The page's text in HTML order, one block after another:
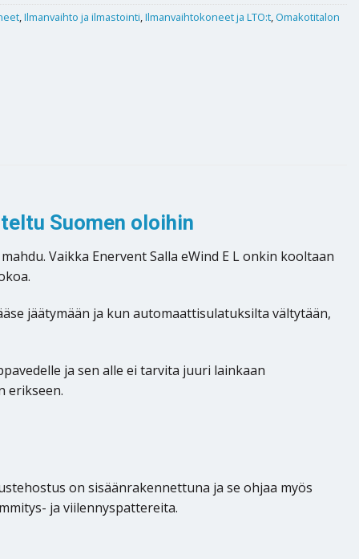
,Ilmanvaihto ja ilmastointi,Ilmanvaihtokoneet ja LTO:t, Omakotitalon
Suomen oloihin
Vaikka Enervent Salla eWind E L onkin kooltaan
jäätymään ja kun automaattisulatuksilta vältytään,
ja sen alle ei tarvita juuri lainkaan
erikseen.
on sisäänrakennettuna ja se ohjaa myös
ja viilennyspattereita.